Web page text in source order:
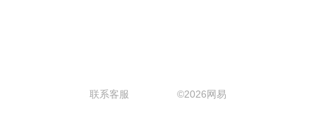
联系客服 ©2026网易